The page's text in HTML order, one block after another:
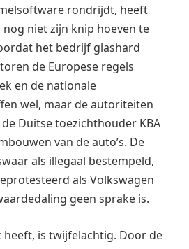
rondrijdt, heeft
niet zijn knip hoeven te
het bedrijf glashard
de Europese regels
en de nationale
wel, maar de autoriteiten
Duitse toezichthouder KBA
van de auto’s. De
als illegaal bestempeld,
als Volkswagen
geen sprake is.
heeft, is twijfelachtig. Door de